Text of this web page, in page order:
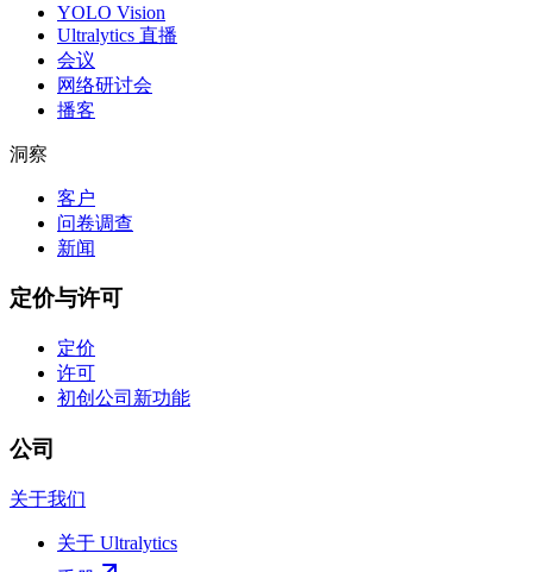
YOLO Vision
Ultralytics 直播
会议
网络研讨会
播客
洞察
客户
问卷调查
新闻
定价与许可
定价
许可
初创公司 新功能
公司
关于我们
关于 Ultralytics